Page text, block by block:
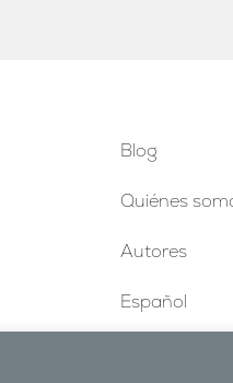
Blog
Quiénes
Autores
Español